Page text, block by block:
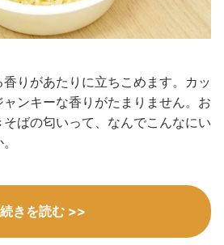
りがあたりに立ちこめます。カッ
ンキーな香りがたまりません。お
ばの匂いって、なんでこんなにい
続きを読む >>